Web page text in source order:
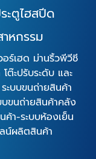
ะตูไฮสปีด
หกรรม
อร์เฮด ม่านริ้วพีวีซี
ต๊ะปรับระดับ และ
ะบบขนถ่ายสินค้า
ขนถ่ายสินค้าคลัง
ค้า-ระบบห้องเย็น
น์ผลิตสินค้า